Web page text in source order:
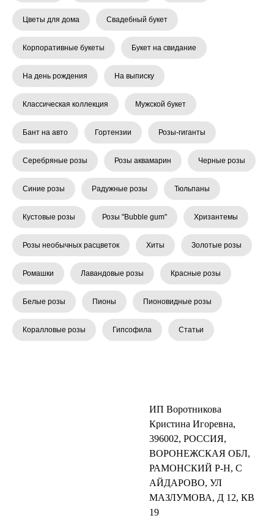
Цветы для дома Свадебный букет
Корпоративные букеты Букет на свидание
На день рождения На выписку
Классическая коллекция Мужской букет
Бант на авто Гортензии Розы-гиганты
Серебряные розы Розы аквамарин Черные розы
Синие розы Радужные розы Тюльпаны
Кустовые розы Розы "Bubble gum" Хризантемы
Розы необычных расцветок Хиты Золотые розы
Ромашки Лавандовые розы Красные розы
Белые розы Пионы Пионовидные розы
Коралловые розы Гипсофила Статьи
ИП Воротникова
Кристина Игоревна,
396002, РОССИЯ,
ВОРОНЕЖСКАЯ ОБЛ,
РАМОНСКИЙ Р-Н, С
АЙДАРОВО, УЛ
МАЗЛУМОВА, Д 12, КВ
19